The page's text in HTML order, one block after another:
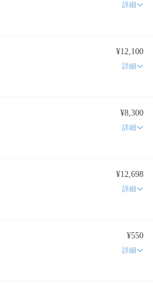
詳細
¥12,100
詳細
¥8,300
詳細
¥12,698
詳細
¥550
詳細